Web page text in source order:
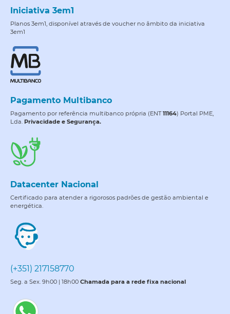
Iniciativa 3em1
Planos 3em1, disponível através de voucher no âmbito da iniciativa
3em1
Pagamento Multibanco
Pagamento por referência multibanco própria (ENT11164) Portal PME,
Lda. Privacidade e Segurança.
Datacenter Nacional
Certificado para atender a rigorosos padrões de gestão ambiental e
energética.
(+351) 217158770
Seg. a Sex. 9h00 | 18h00 Chamada para a rede fixa nacional